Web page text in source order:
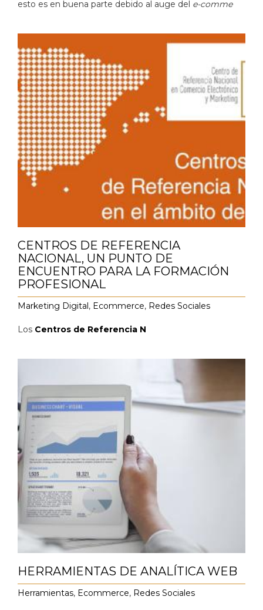
esto es en buena parte debido al auge del e-comme
CENTROS DE REFERENCIA
NACIONAL, UN PUNTO DE
ENCUENTRO PARA LA FORMACIÓN
PROFESIONAL
Marketing Digital, Ecommerce, Redes Sociales
Los Centros de Referencia N
HERRAMIENTAS DE ANALÍTICA WEB
Herramientas, Ecommerce, Redes Sociales